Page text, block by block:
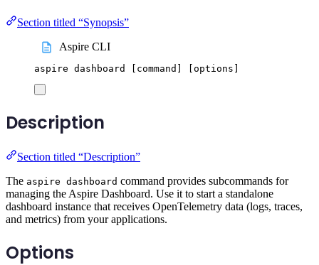
Section titled “Synopsis”
Aspire CLI
aspire dashboard [command] options
Description
Section titled “Description”
The aspire dashboard command provides subcommands for
managing the Aspire Dashboard. Use it to start a standalone
dashboard instance that receives OpenTelemetry data (logs, traces,
and metrics) from your applications.
Options